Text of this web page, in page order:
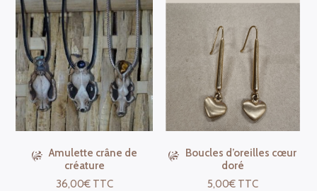
Amulette crâne de
créature
36,00€ TTC
Boucles d’oreilles cœur
doré
5,00€ TTC